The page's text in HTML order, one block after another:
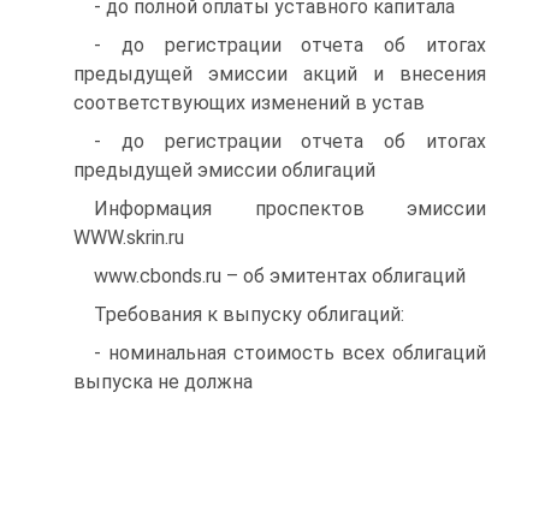
- до полной оплаты уставного капитала
- до регистрации отчета об итогах
предыдущей эмиссии акций и внесения
соответствующих изменений в устав
- до регистрации отчета об итогах
предыдущей эмиссии облигаций
Информация проспектов эмиссии
WWW.skrin.ru
www.cbonds.ru – об эмитентах облигаций
Требования к выпуску облигаций:
- номинальная стоимость всех облигаций
выпуска не должна